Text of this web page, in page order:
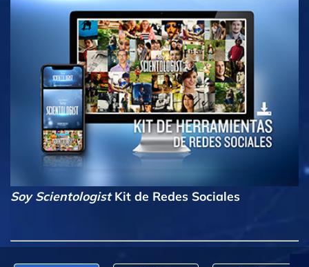
Soy ScientologistKit de Redes Sociales